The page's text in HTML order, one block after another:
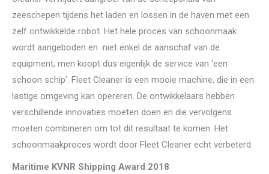
zeeschepen tijdens het laden en lossen in de haven met een
zelf ontwikkelde robot. Het hele proces van schoonmaak
wordt aangeboden en niet enkel de aanschaf van de
equipment, men koopt dus eigenlijk de service van ‘een
schoon schip’. Fleet Cleaner is een mooie machine, die in een
lastige omgeving kan opereren. De ontwikkelaars hebben
verschillende innovaties moeten doen en die vervolgens
moeten combineren om tot dit resultaat te komen. Het
schoonmaakproces wordt door Fleet Cleaner echt verbeterd.
Maritime KVNR Shipping Award 2018